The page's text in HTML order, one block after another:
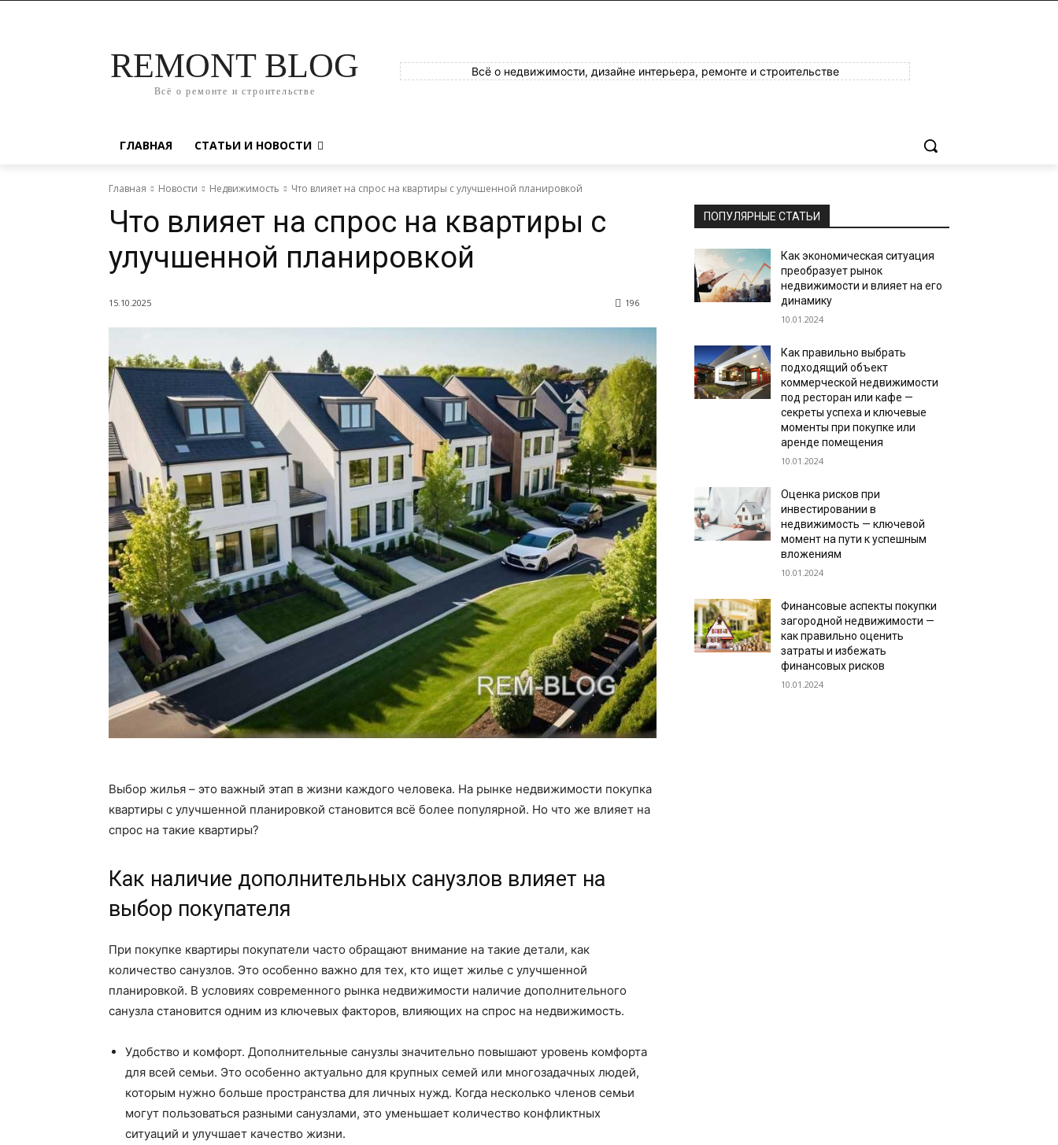
REMONT BLOG
Всё о ремонте и строительстве
Всё о недвижимости, дизайне интерьера, ремонте и строительстве
ГЛАВНАЯ СТАТЬИ И НОВОСТИ
Главная Новости Недвижимость Что влияет на спрос на квартиры с улучшенной планировкой
Что влияет на спрос на квартиры с
улучшенной планировкой
15.10.2025 196
Выбор жилья – это важный этап в жизни каждого человека. На рынке недвижимости покупка
квартиры с улучшенной планировкой становится всё более популярной. Но что же влияет на
спрос на такие квартиры?
Как наличие дополнительных санузлов влияет на
выбор покупателя
При покупке квартиры покупатели часто обращают внимание на такие детали, как
количество санузлов. Это особенно важно для тех, кто ищет жилье с улучшенной
планировкой. В условиях современного рынка недвижимости наличие дополнительного
санузла становится одним из ключевых факторов, влияющих на спрос на недвижимость.
Удобство и комфорт. Дополнительные санузлы значительно повышают уровень комфорта
для всей семьи. Это особенно актуально для крупных семей или многозадачных людей,
которым нужно больше пространства для личных нужд. Когда несколько членов семьи
могут пользоваться разными санузлами, это уменьшает количество конфликтных
ситуаций и улучшает качество жизни.
ПОПУЛЯРНЫЕ СТАТЬИ
Как экономическая ситуация
преобразует рынок
недвижимости и влияет на его
динамику
10.01.2024
Как правильно выбрать
подходящий объект
коммерческой недвижимости
под ресторан или кафе —
секреты успеха и ключевые
моменты при покупке или
аренде помещения
10.01.2024
Оценка рисков при
инвестировании в
недвижимость — ключевой
момент на пути к успешным
вложениям
10.01.2024
Финансовые аспекты покупки
загородной недвижимости —
как правильно оценить
затраты и избежать
финансовых рисков
10.01.2024